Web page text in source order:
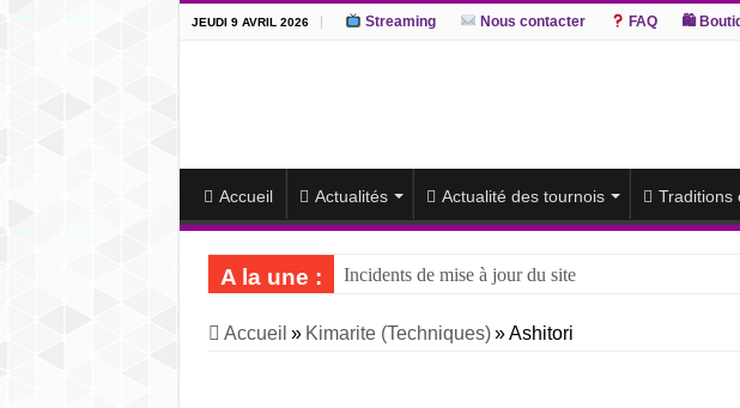
JEUDI 9 AVRIL 2026 Streaming Nous contacter FAQ 🛍
Accueil Actualités Actualité des tournois Traditions
A la une :
Incidents de mise à jour du site
J13 – Aonishiki conserve la tête du classement et
Accueil » Kimarite (Techniques) » Ashitori